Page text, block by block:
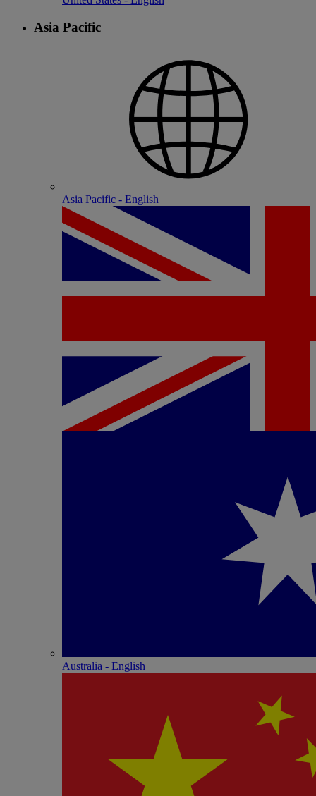
Asia Pacific
Asia Pacific - English
Australia - English